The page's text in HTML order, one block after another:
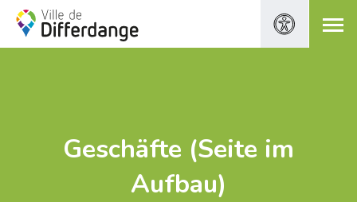
Geschäfte (Seite im
Aufbau)